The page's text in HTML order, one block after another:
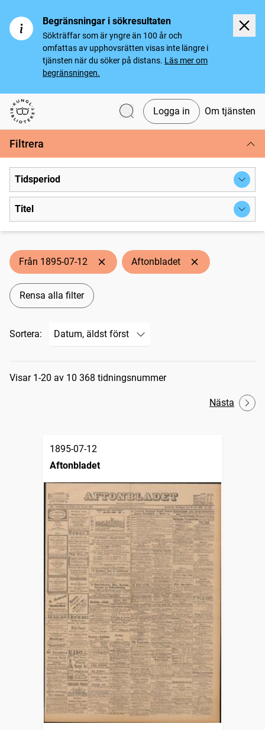
Begränsningar i sökresultaten
Sökträffar som är yngre än 100 år och
omfattas av upphovsrätten visas inte längre i
tjänsten när du söker på distans. Läs mer om
begränsningen.
Svenska tidningar
Logga in Om tjänsten
Filtrera
Tidsperiod
Titel
Från 1895-07-12 Aftonbladet
Rensa alla filter
Sortera:
Sökresultat
Visar 1-20 av 10 368 tidningsnummer
Nästa
1895-07-12
Aftonbladet